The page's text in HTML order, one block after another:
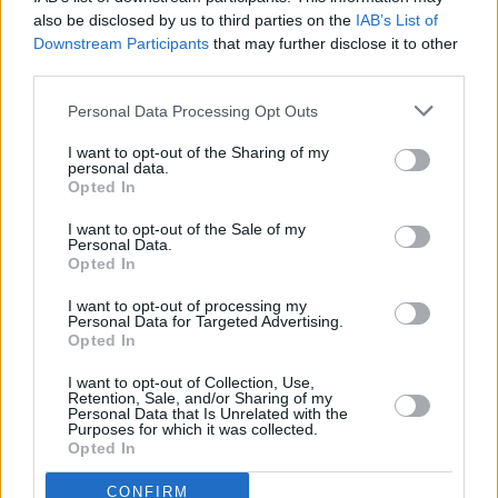
also be disclosed by us to third parties on the IAB’s List of
Downstream Participants that may further disclose it to other
Personal Data Processing Opt Outs
I want to opt-out of the Sharing of my
personal data.
Opted In
I want to opt-out of the Sale of my
Personal Data.
Opted In
I want to opt-out of processing my
Personal Data for Targeted Advertising.
Opted In
I want to opt-out of Collection, Use,
Retention, Sale, and/or Sharing of my
Personal Data that Is Unrelated with the
Purposes for which it was collected.
Opted In
CONFIRM
...
Ελλάδα- 06 Αυγούστου 2026
προστασίας και αναδάσωση
Η άμεση προστασία της Δυτικής
Ιαπωνίας
Διεθνή-06 Αυγούστου 2026
ΔΗΜΟΦΙΛΗ ΑΡΘΡΑ